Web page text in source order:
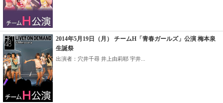
2014年5月19日（月） チームH「青春ガールズ」公演 梅本泉
生誕祭
出演者：穴井千尋 井上由莉耶 宇井...